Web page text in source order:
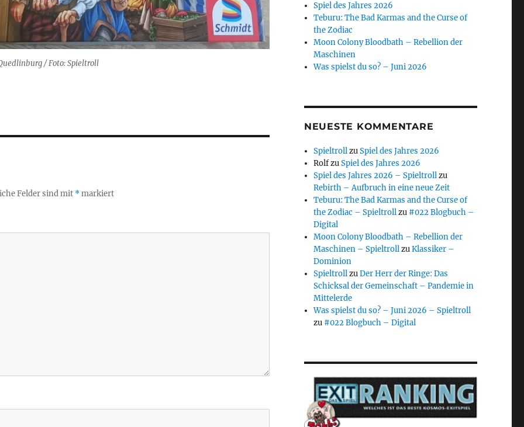
/ Foto: Spieltroll
Felder sind mit *markiert
Spiel des Jahres 2026
Teburu: The Bad Karmas and the Curse of
the Zodiac
Moon Colony Bloodbath – Rebellion der
Maschinen
Was spielst du so? – Juni 2026
NEUESTE KOMMENTARE
SpieltrollzuSpiel des Jahres 2026
RolfzuSpiel des Jahres 2026
Spiel des Jahres 2026 – Spieltrollzu
Rebirth – Aufbruch in eine neue Zeit
Teburu: The Bad Karmas and the Curse of
the Zodiac – Spieltrollzu #022 Blogbuch –
Digital
Moon Colony Bloodbath – Rebellion der
Maschinen – SpieltrollzuKlassiker –
Dominion
SpieltrollzuDer Herr der Ringe: Das
Schicksal der Gemeinschaft – Pandemie in
Mittelerde
Was spielst du so? – Juni 2026 – Spieltroll
zu #022 Blogbuch – Digital